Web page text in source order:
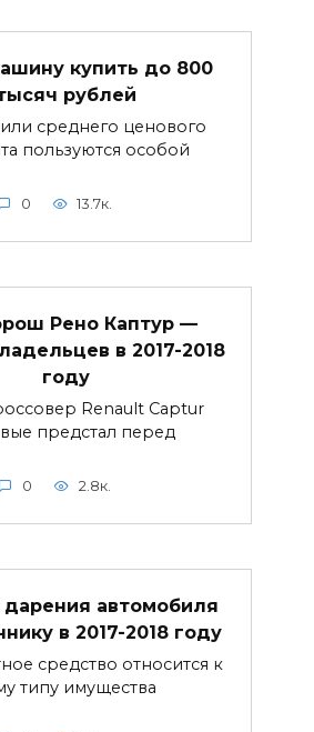
купить до 800
рублей
среднего ценового
пользуются особой
0 13.7к.
Рено Каптур —
в 2017-2018
году
Renault Captur
предстал перед
0 2.8к.
автомобиля
в 2017-2018 году
средство относится к
типу имущества